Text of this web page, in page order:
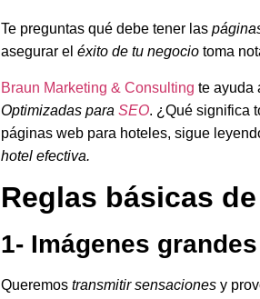
Te preguntas qué debe tener las
asegurar el éxito de tu negocio toma
Braun Marketing & Consulting te ayuda
Optimizadas para SEO. ¿Qué significa
páginas web para hoteles, sigue
hotel efectiva.
Reglas básicas
1- Imágenes
Queremos transmitir sensaciones y